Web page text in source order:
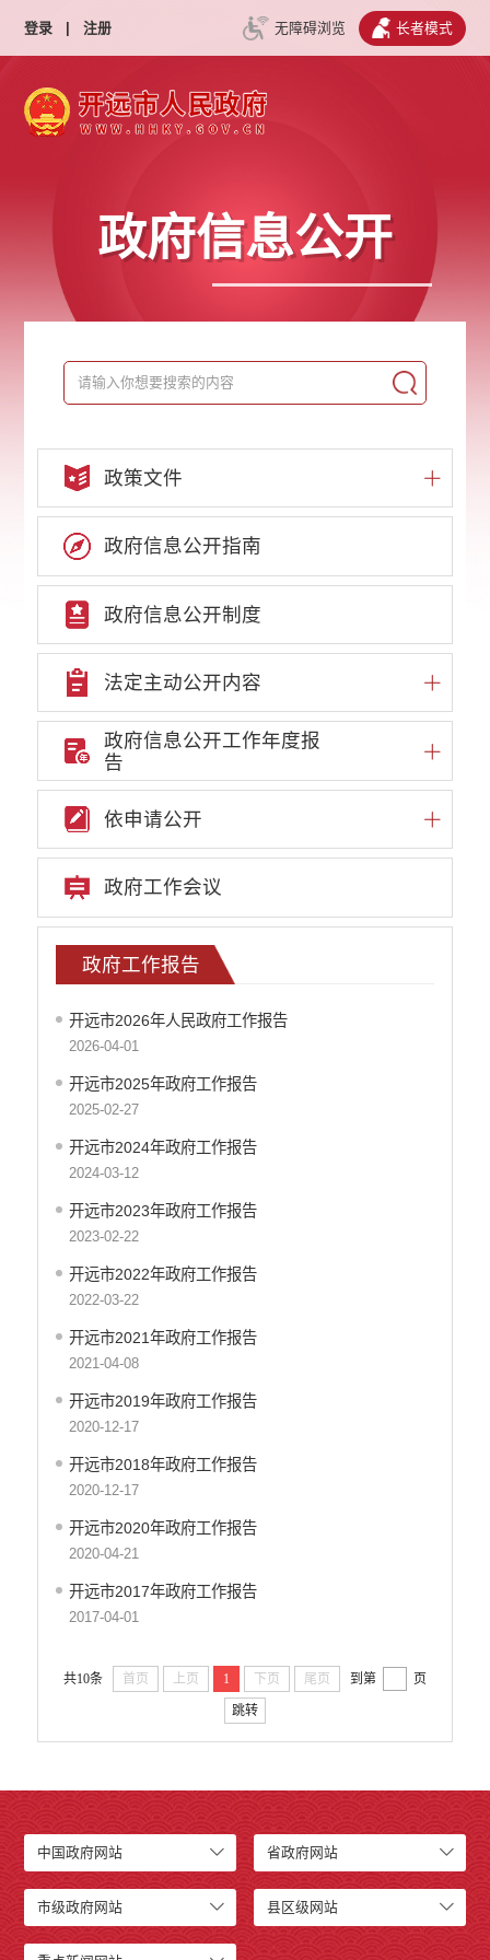
登录 | 注册 无障碍浏览 长者模式
政府信息公开
政策文件
政府信息公开指南
政府信息公开制度
法定主动公开内容
政府信息公开工作年度报
告
依申请公开
政府工作会议
政府工作报告
开远市2026年人民政府工作报告
2026-04-01
开远市2025年政府工作报告
2025-02-27
开远市2024年政府工作报告
2024-03-12
开远市2023年政府工作报告
2023-02-22
开远市2022年政府工作报告
2022-03-22
开远市2021年政府工作报告
2021-04-08
开远市2019年政府工作报告
2020-12-17
开远市2018年政府工作报告
2020-12-17
开远市2020年政府工作报告
2020-04-21
开远市2017年政府工作报告
2017-04-01
共10条 首页 上页 1 下页 尾页 到第 页
跳转
中国政府网站 省政府网站
市级政府网站 县区级网站